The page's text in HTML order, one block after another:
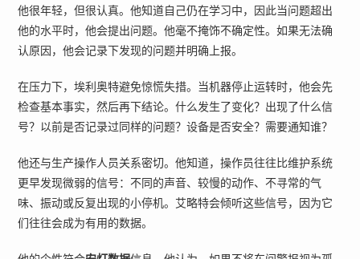
他很年轻，但很认真。他知道自己仍在学习中，因此当问题超出
他的水平时，他会提出问题。他毫不掩饰不确定性。如果无法确
认原因，他会记录下发现的问题并明确上报。
在压力下，埃利奥特避免惊慌失措。当机器停止运转时，他会先
检查基本事实，然后再下结论。什么发生了变化？出现了什么信
号？以前是否记录过同样的问题？设备是否安全？需要通知谁？
他还与生产操作人员关系密切。他知道，操作员往往比维护系统
更早发现微弱的信号：不同的声音、较慢的动作、不寻常的气
味、振动或反复出现的小停机。艾略特会倾听这些信号，因为它
们往往会成为有用的数据。